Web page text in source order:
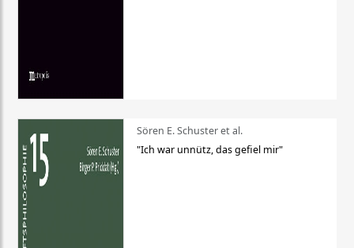
Sören E. Schuster et al.
"Ich war unnütz, das gefiel mir"